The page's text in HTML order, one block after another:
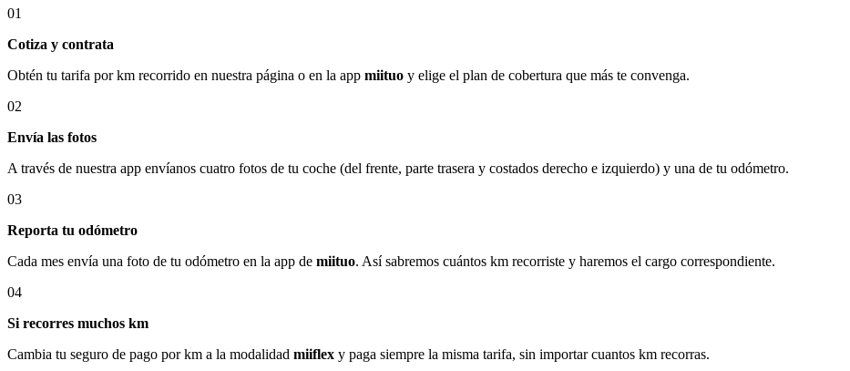
01
Cotiza y contrata
Obtén tu tarifa por km recorrido en nuestra página o en la app miituo y elige el plan de cobertura que más te convenga.
02
Envía las fotos
A través de nuestra app envíanos cuatro fotos de tu coche (del frente, parte trasera y costados derecho e izquierdo) y una de tu odómetro.
03
Reporta tu odómetro
Cada mes envía una foto de tu odómetro en la app de miituo. Así sabremos cuántos km recorriste y haremos el cargo correspondiente.
04
Si recorres muchos km
Cambia tu seguro de pago por km a la modalidad miiflex y paga siempre la misma tarifa, sin importar cuantos km recorras.